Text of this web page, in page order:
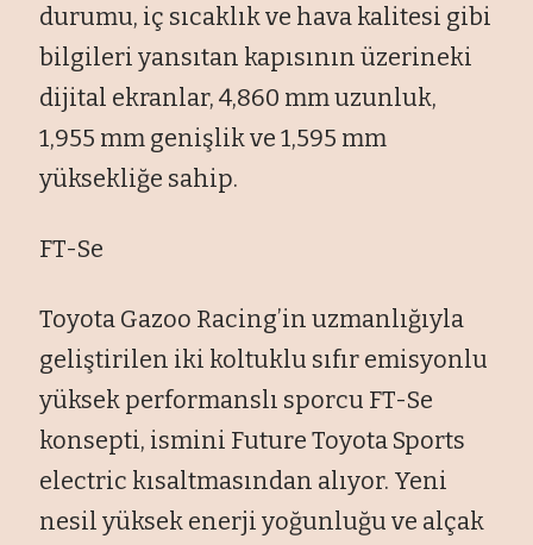
durumu, iç sıcaklık ve hava kalitesi gibi
bilgileri yansıtan kapısının üzerineki
dijital ekranlar, 4,860 mm uzunluk,
1,955 mm genişlik ve 1,595 mm
yüksekliğe sahip.
FT-Se
Toyota Gazoo Racing’in uzmanlığıyla
geliştirilen iki koltuklu sıfır emisyonlu
yüksek performanslı sporcu FT-Se
konsepti, ismini Future Toyota Sports
electric kısaltmasından alıyor. Yeni
nesil yüksek enerji yoğunluğu ve alçak